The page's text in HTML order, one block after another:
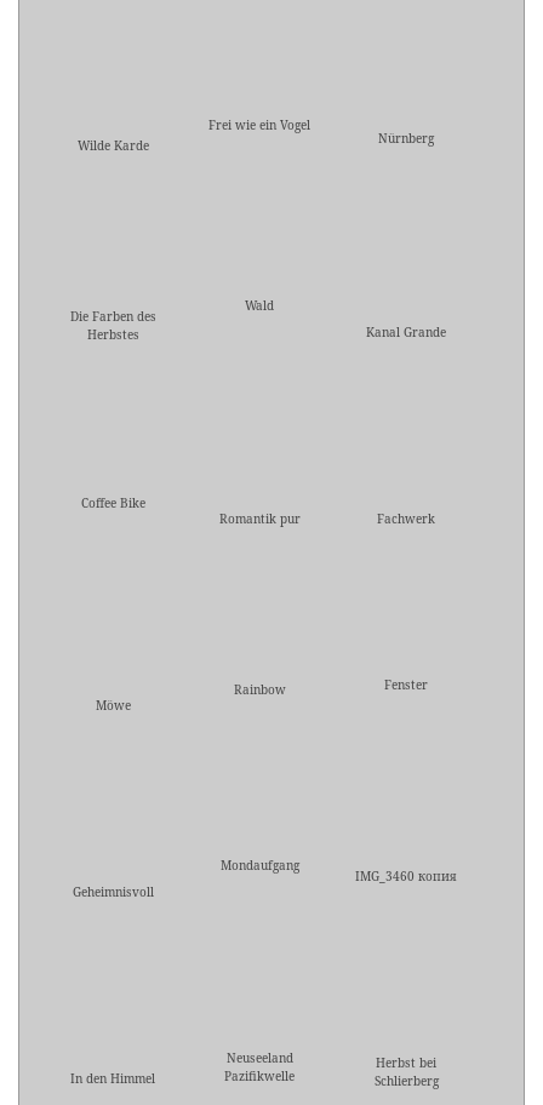
Wilde Karde
Frei wie ein Vogel
Nürnberg
Die Farben des
Herbstes
Wald
Kanal Grande
Coffee Bike
Romantik pur
Fachwerk
Möwe
Rainbow Fenster
Geheimnisvoll
Mondaufgang
IMG_3460 копия
In den Himmel
Neuseeland
Pazifikwelle
Herbst bei
Schlierberg